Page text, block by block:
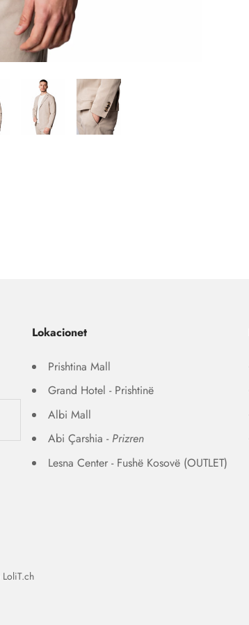
Lokacionet
Prishtina Mall
Grand Hotel - Prishtinë
Albi Mall
Abi Çarshia - Prizren
Lesna Center - Fushë Kosovë (OUTLET)
LoliT.ch